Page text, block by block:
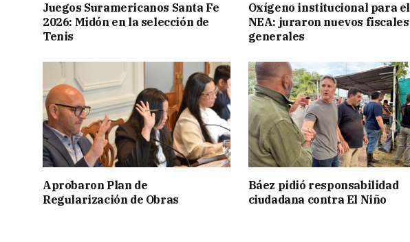
Juegos Suramericanos Santa Fe
2026: Midón en la selección de
Tenis
Oxígeno institucional para el
NEA: juraron nuevos fiscales
generales
Aprobaron Plan de
Regularización de Obras
Báez pidió responsabilidad
ciudadana contra El Niño